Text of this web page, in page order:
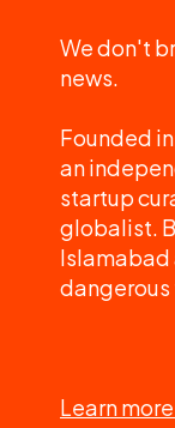
We don't
news.
Founded
an
startup
globalist.
Islamabad
dangerous
Learn